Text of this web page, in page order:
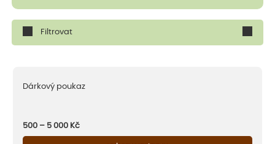
Filtrovat
Dárkový poukaz
500 – 5 000 Kč